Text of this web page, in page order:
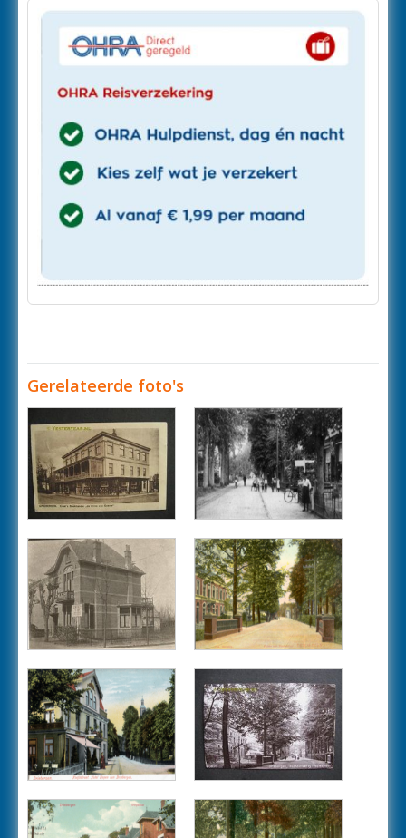
Gerelateerde foto's